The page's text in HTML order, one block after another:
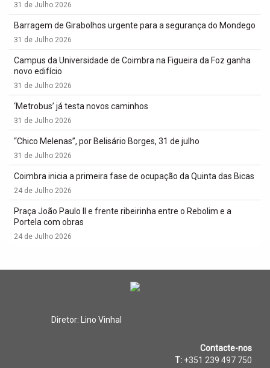
31 de Julho 2026
Barragem de Girabolhos urgente para a segurança do Mondego
31 de Julho 2026
Campus da Universidade de Coimbra na Figueira da Foz ganha
novo edifício
31 de Julho 2026
‘Metrobus’ já testa novos caminhos
31 de Julho 2026
“Chico Melenas”, por Belisário Borges, 31 de julho
31 de Julho 2026
Coimbra inicia a primeira fase de ocupação da Quinta das Bicas
24 de Julho 2026
Praça João Paulo II e frente ribeirinha entre o Rebolim e a
Portela com obras
24 de Julho 2026
Diretor: Lino Vinhal
Contacte-nos
T: +351 239 497 750